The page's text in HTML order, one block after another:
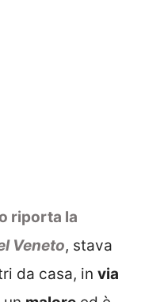
riporta la
Veneto, stava
da casa, in via